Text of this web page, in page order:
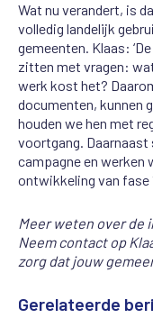
Wat nu verandert, is
volledig landelijk
gemeenten. Klaas:
zitten met vragen:
werk kost het?
documenten, kunnen
houden we hen met
voortgang. Daarnaast
campagne en werken
ontwikkeling van fase
Meer weten over de
Neem contact op
zorg dat jouw
Gerelateerde